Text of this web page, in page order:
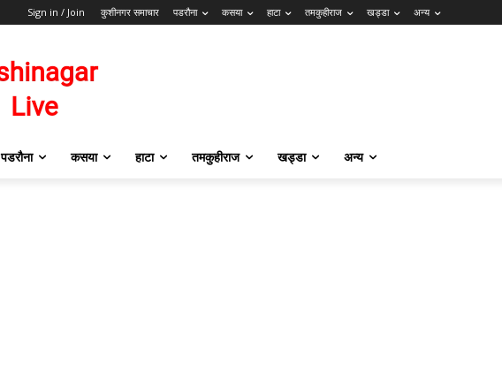
Sign in / Join कुशीनगर समाचार पडरौना कसया हाटा तमकुहीराज खड्डा अन्य
पडरौना कसया हाटा तमकुहीराज खड्डा अन्य